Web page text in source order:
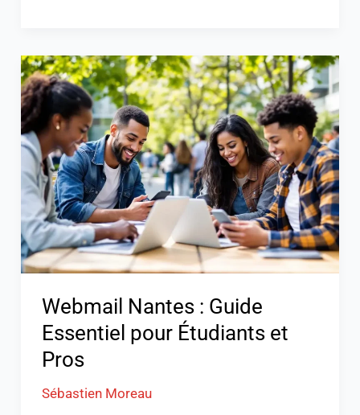
Webmail Nantes : Guide
Essentiel pour Étudiants et
Pros
Sébastien Moreau
Webmail
Nantes
Guide
Essentiel
pour
Étudiants
et
Pros